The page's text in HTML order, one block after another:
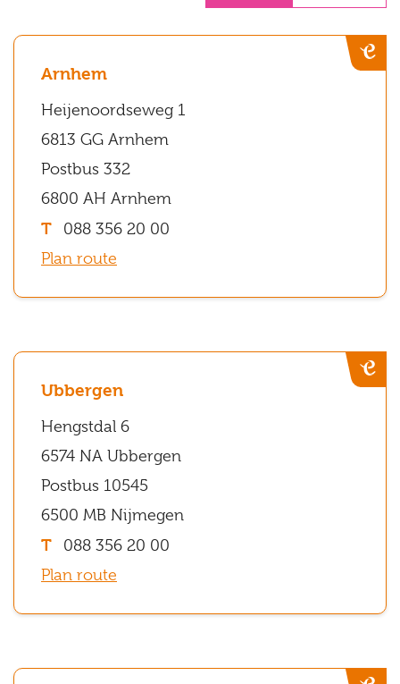
Arnhem
Heijenoordseweg
6813
Nijmegen
Arnhem
Heijenoordseweg 1
6813 GG Arnhem
Postbus 332
6800 AH Arnhem
088 356 20 00
Plan route
Ubbergen
Hengstdal 6
6574 NA Ubbergen
Postbus 10545
6500 MB Nijmegen
088 356 20 00
Plan route